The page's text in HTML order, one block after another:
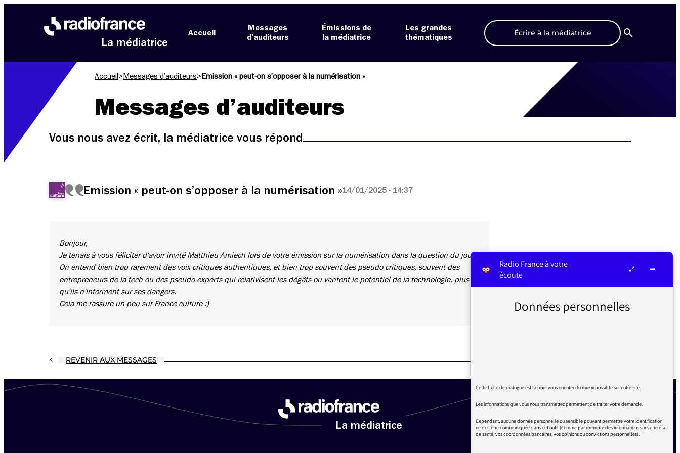
La médiatrice
Accueil
Messages
d’auditeurs
Émissions de
la médiatrice
Les grandes
thématiques
Écrire à la médiatrice
Recherche
Accueil > Messages d’auditeurs> Emission « peut-on s’opposer à la numérisation »
Messages d’auditeurs
Vous nous avez écrit, la médiatrice vous répond
Emission « peut-on s’opposer à la numérisation »14/01/2025 - 14:37
Bonjour,
Je tenais à vous féliciter d'avoir invité Matthieu Amiech lors de votre émission sur la numérisation dans la question du jour.
On entend bien trop rarement des voix critiques authentiques, et bien trop souvent des pseudo critiques, souvent des
entrepreneurs de la tech ou des pseudo experts qui relativisent les dégâts ou vantent le potentiel de la technologie, plus
qu'ils n'informent sur ses dangers.
Cela me rassure un peu sur France culture :)
REVENIR AUX MESSAGES
La médiatrice
Radio France à votre
écoute
Données personnelles
Cette boîte de dialogue est là pour vous orienter du mieux possible sur notre site.
Les informations que vous nous transmettez permettent de traiter votre demande.
Cependant, aucune donnée personnelle ou sensible pouvant permettre votre identification
ne doit être communiquée dans cet outil (comme par exemple des informations sur votre état
de santé, vos coordonnées bancaires, vos opinions ou convictions personnelles).